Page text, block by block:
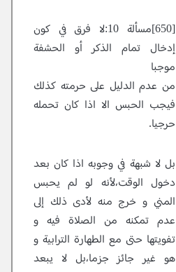
[650]مسألة 10:لا فرق في كون
إدخال تمام الذكر أو الحشفة
موجبا
من عدم الدليل على حرمته كذلك
فيجب الحبس الا اذا كان تحمله
حرجيا.
بل لا شبهة في وجوبه اذا كان بعد
دخول الوقت،لأنه لو لم يحبس
المني و خرج منه لأدى ذلك إلى
عدم تمكنه من الصلاة فيه و
تفويتها حتى مع الطهارة الترابية و
هو غير جائز جزما،بل لا يبعد